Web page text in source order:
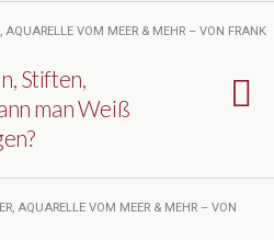
AQUARELLE VOM MEER & MEHR – VON FRANK
Stiften,
man Weiß
AQUARELLE VOM MEER & MEHR – VON